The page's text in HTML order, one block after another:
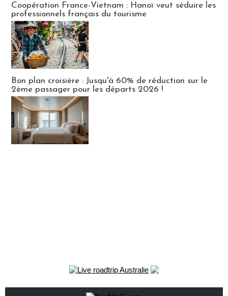
Coopération France-Vietnam : Hanoï veut séduire les
professionnels français du tourisme
Bon plan croisière : Jusqu'à 60% de réduction sur le
2ème passager pour les départs 2026 !